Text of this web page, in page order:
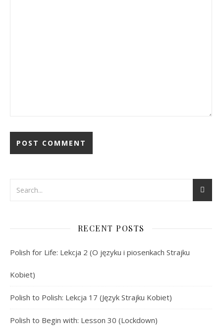
RECENT POSTS
Polish for Life: Lekcja 2 (O języku i piosenkach Strajku
Kobiet)
Polish to Polish: Lekcja 17 (Język Strajku Kobiet)
Polish to Begin with: Lesson 30 (Lockdown)